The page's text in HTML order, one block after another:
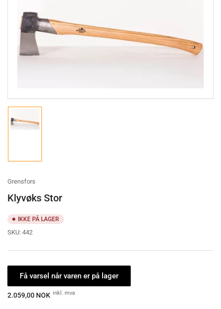
media
1
in
Grensfors
Klyvøks Stor
IKKE PÅ LAGER
SKU: 442
Få varsel når varen er på lager
Ordinærpis
2.059,00 NOK inkl. mva